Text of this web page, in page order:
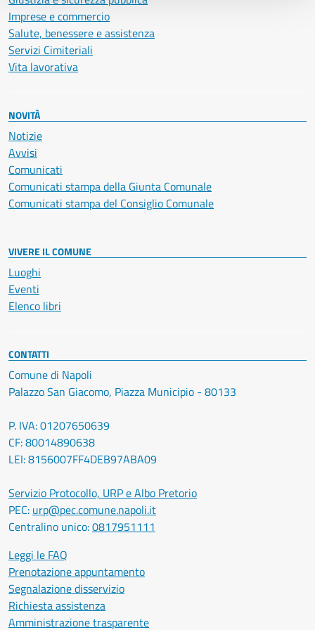
Imprese e commercio
Salute, benessere e assistenza
Servizi Cimiteriali
Vita lavorativa
NOVITÀ
Notizie
Avvisi
Comunicati
Comunicati stampa della Giunta Comunale
Comunicati stampa del Consiglio Comunale
VIVERE IL COMUNE
Luoghi
Eventi
Elenco libri
CONTATTI
Comune di Napoli
Palazzo San Giacomo, Piazza Municipio - 80133
P. IVA: 01207650639
CF: 80014890638
LEI: 8156007FF4DEB97ABA09
Servizio Protocollo, URP e Albo Pretorio
PEC: urp@pec.comune.napoli.it
Centralino unico:0817951111
Leggi le FAQ
Prenotazione appuntamento
Segnalazione disservizio
Richiesta assistenza
Amministrazione trasparente